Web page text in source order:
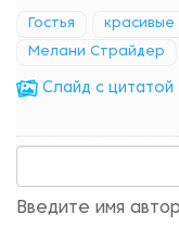
Гостья красивые
Мелани Страйдер
Cлайд с цитатой
Введите имя